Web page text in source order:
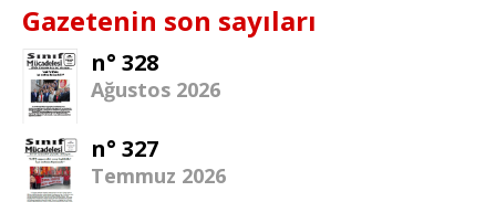
Gazetenin son sayıları
n° 328
Ağustos 2026
n° 327
Temmuz 2026